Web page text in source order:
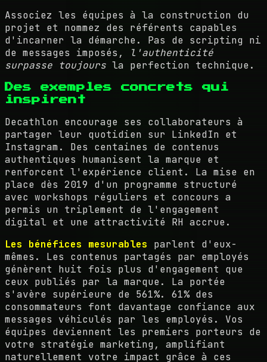
Associez les équipes à la construction du
projet et nommez des référents capables
d'incarner la démarche. Pas de scripting ni
de messages imposés,
l'authenticité
surpasse toujours la perfection technique.
Des exemples concrets qui
inspirent
Decathlon encourage ses collaborateurs à
partager leur quotidien sur LinkedIn et
Instagram. Des centaines de contenus
authentiques humanisent la marque et
renforcent l'expérience client. La mise en
place dès 2019 d'un programme structuré
avec workshops réguliers et concours a
permis un triplement de l'engagement
digital et une attractivité RH accrue.
Les bénéfices mesurables parlent d'eux-
mêmes. Les contenus partagés par employés
génèrent huit fois plus d'engagement que
ceux publiés par la marque. La portée
s'avère supérieure de 561%. 61% des
consommateurs font davantage confiance aux
messages véhiculés par les employés. Vos
équipes deviennent les premiers porteurs de
votre stratégie marketing, amplifiant
naturellement votre impact grâce à ces